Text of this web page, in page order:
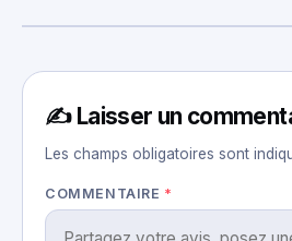
✍️ Laisser un
Les champs obligatoires sont
COMMENTAIRE *